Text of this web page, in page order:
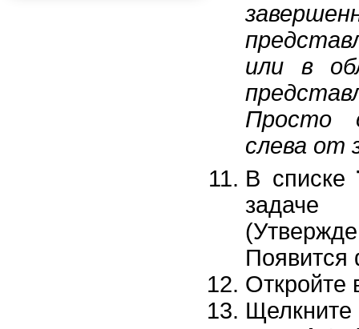
или в
Просто
слева от
В списке
Откройте
Щелкните